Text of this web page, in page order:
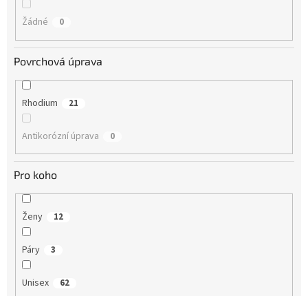
Žádné 0
Povrchová úprava
Rhodium 21
Antikorózní úprava 0
Pro koho
Ženy 12
Páry 3
Unisex 62